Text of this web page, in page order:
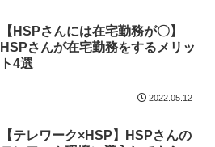
【HSPさんには在宅勤務が〇】
HSPさんが在宅勤務をするメリッ
ト4選
2022.05.12
【テレワーク×HSP】HSPさんの